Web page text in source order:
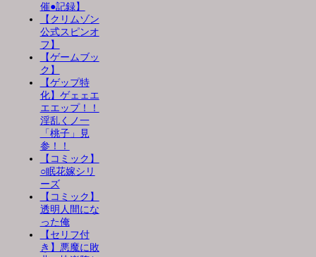
催●記録】
【クリムゾン
公式スピンオ
フ】
【ゲームブッ
ク】
【ゲップ特
化】ゲェェエ
エエップ！！
淫乱くノ一
「桃子」見
参！！
【コミック】
○眠花嫁シリ
ーズ
【コミック】
透明人間にな
った俺
【セリフ付
き】悪魔に敗